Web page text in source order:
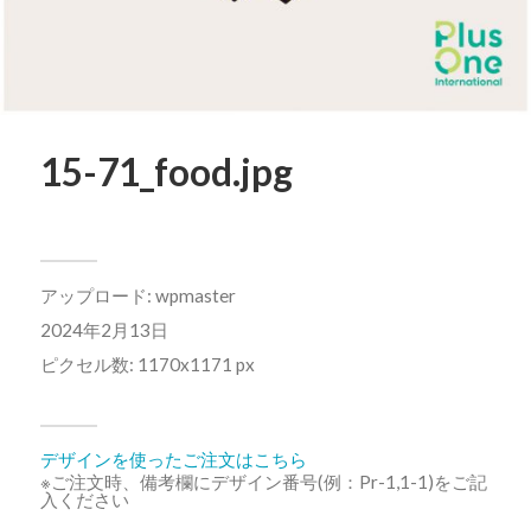
15-71_food.jpg
アップロード: wpmaster
2024年2月13日
ピクセル数: 1170x1171 px
デザインを使ったご注文はこちら
※ご注文時、備考欄にデザイン番号(例：Pr-1,1-1)をご記
入ください